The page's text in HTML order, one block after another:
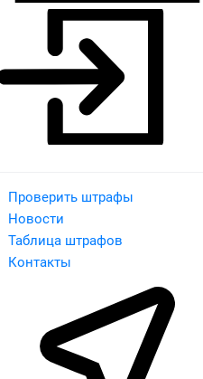
Проверить штрафы
Новости
Таблица штрафов
Контакты